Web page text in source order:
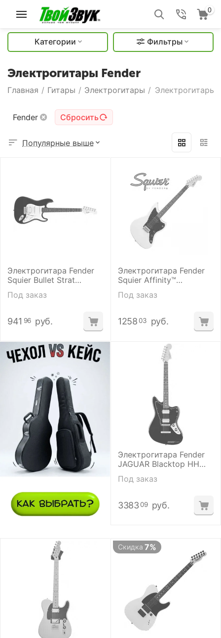
0
Категории Фильтры
Электрогитары Fender
Главная / Гитары / Электрогитары / Электрогитары
Fender Сбросить
Популярные выше
Электрогитара Fender
Squier Bullet Strat
Tremolo HSS Black
Под заказ
941 96 руб.
Электрогитара Fender
Squier Affinity™
JAZZMASTER HH Arctic
White
Под заказ
1258 03 руб.
Электрогитара Fender
JAGUAR Blacktop HH
Под заказ
3383 09 руб.
Скидка 7%